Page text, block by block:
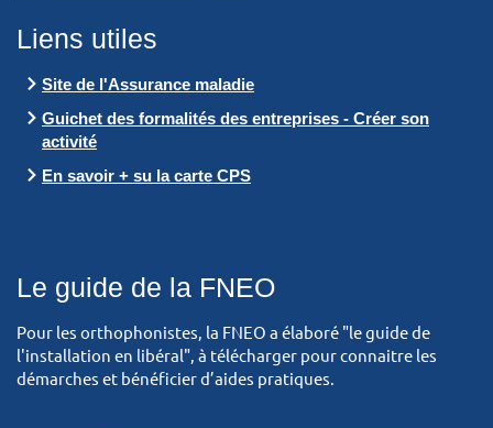
Liens utiles
Site de l'Assurance maladie
Guichet des formalités des entreprises - Créer son
activité
En savoir + su la carte CPS
Le guide de la FNEO
Pour les orthophonistes, la FNEO a élaboré "le guide de
l'installation en libéral", à télécharger pour connaitre les
démarches et bénéficier d’aides pratiques.